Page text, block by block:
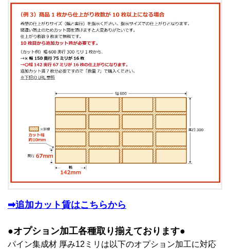
➡追加カット賃はこちらから
●オプション加工各種取り揃えております●
パイン集成材 厚み12ミリは以下のオプション加工に対応